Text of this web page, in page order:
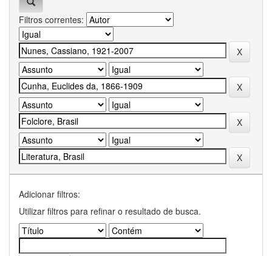
Filtros correntes:
Adicionar filtros:
Utilizar filtros para refinar o resultado de busca.